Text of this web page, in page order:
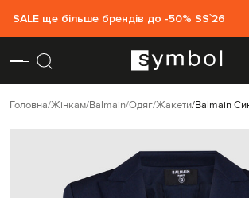
SALE ще більше брендів до -50% SS`26
Головна Жінкам Balmain Одяг Жакети Balmain